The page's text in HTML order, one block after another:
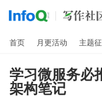
首页 月更活动 主题
学习微服务必
架构笔记